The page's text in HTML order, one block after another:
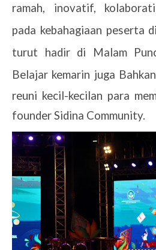
ramah, inovatif,
pada kebahagiaan peserta
turut hadir di Malam
Belajar kemarin juga
reuni kecil-kecilan para
founder Sidina Community.